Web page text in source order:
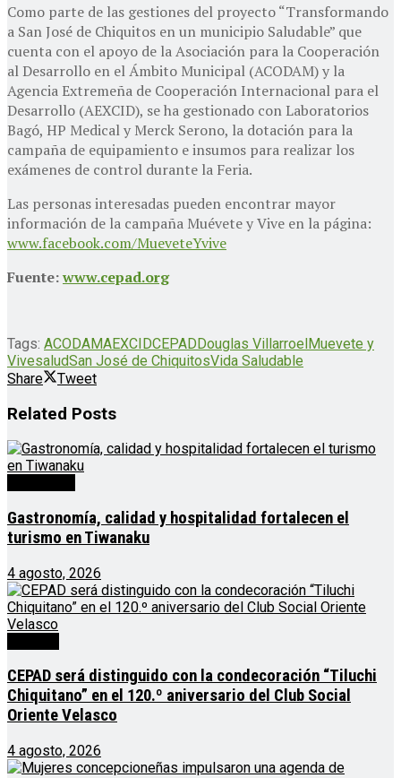
Como parte de las gestiones del proyecto “Transformando
a San José de Chiquitos en un municipio Saludable” que
cuenta con el apoyo de la Asociación para la Cooperación
al Desarrollo en el Ámbito Municipal (ACODAM) y la
Agencia Extremeña de Cooperación Internacional para el
Desarrollo (AEXCID), se ha gestionado con Laboratorios
Bagó, HP Medical y Merck Serono, la dotación para la
campaña de equipamiento e insumos para realizar los
exámenes de control durante la Feria.
Las personas interesadas pueden encontrar mayor
información de la campaña Muévete y Vive en la página:
www.facebook.com/MueveteYvive
Fuente:www.cepad.org
Tags: ACODAMAEXCIDCEPADDouglas VillarroelMuevete y
VivesaludSan José de ChiquitosVida Saludable
Share
Tweet
Related Posts
Gastronomía, calidad y hospitalidad fortalecen el
turismo en Tiwanaku
4 agosto, 2026
CEPAD será distinguido con la condecoración “Tiluchi
Chiquitano” en el 120.º aniversario del Club Social
Oriente Velasco
4 agosto, 2026